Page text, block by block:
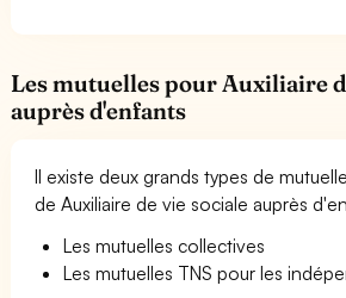
Les mutuelles pour Auxiliaire
auprès d'enfants
Il existe deux grands types de
de Auxiliaire de vie sociale auprès
Les mutuelles collectives
Les mutuelles TNS pour les